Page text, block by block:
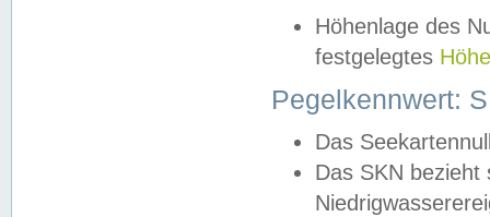
Höhenlage des
festgelegtes
Pegelkennwert:
Das
Das SKN